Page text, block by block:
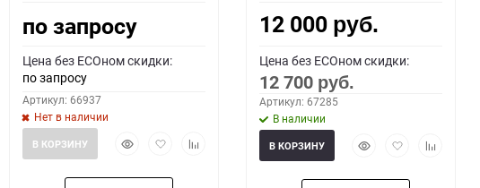
по запросу
Цена без ECOном скидки:
по запросу
Артикул: 66937
Нет в наличии
БыстрыйДобавить
избранное
Добавить
В КОРЗИНУ
12 000 руб.
Цена без ECOном скидки:
12 700 руб.
Артикул: 67285
В наличии
БыстрыйДобавить
избранное
Добавить
В КОРЗИНУ